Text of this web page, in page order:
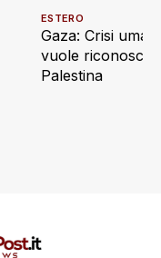
Gaza: Crisi
vuole
Palestina
ESTERO